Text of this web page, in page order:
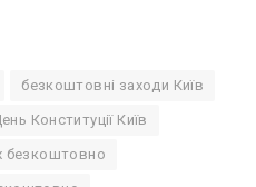
безкоштовні заходи Київ
Конституції Київ
безкоштовно